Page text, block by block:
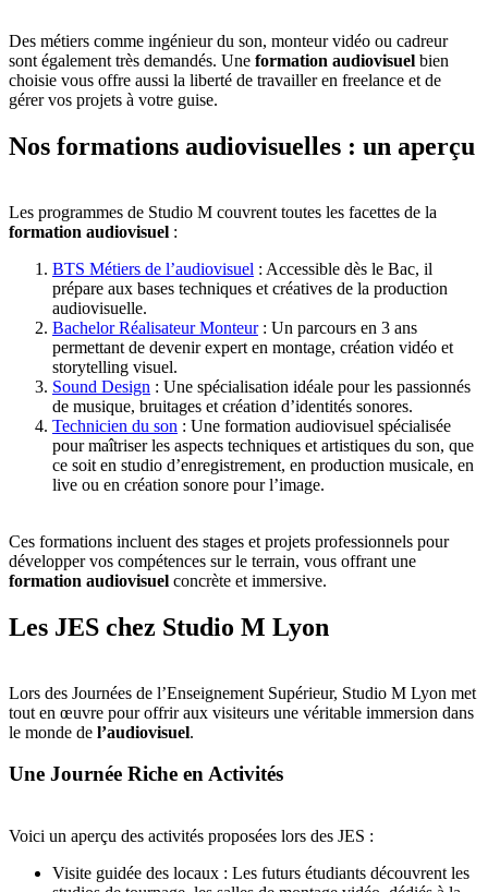
Des métiers comme ingénieur du son, monteur vidéo ou cadreur
sont également très demandés. Une formation audiovisuel bien
choisie vous offre aussi la liberté de travailler en freelance et de
gérer vos projets à votre guise.
Nos formations audiovisuelles : un aperçu
Les programmes de Studio M couvrent toutes les facettes de la
formation audiovisuel :
BTS Métiers de l’audiovisuel : Accessible dès le Bac, il
prépare aux bases techniques et créatives de la production
audiovisuelle.
Bachelor Réalisateur Monteur: Un parcours en 3 ans
permettant de devenir expert en montage, création vidéo et
storytelling visuel.
Sound Design : Une spécialisation idéale pour les passionnés
de musique, bruitages et création d’identités sonores.
Technicien du son : Une formation audiovisuel spécialisée
pour maîtriser les aspects techniques et artistiques du son, que
ce soit en studio d’enregistrement, en production musicale, en
live ou en création sonore pour l’image.
Ces formations incluent des stages et projets professionnels pour
développer vos compétences sur le terrain, vous offrant une
formation audiovisuel concrète et immersive.
Les JES chez Studio M Lyon
Lors des Journées de l’Enseignement Supérieur, Studio M Lyon met
tout en œuvre pour offrir aux visiteurs une véritable immersion dans
le monde de l’audiovisuel.
Une Journée Riche en Activités
Voici un aperçu des activités proposées lors des JES :
Visite guidée des locaux : Les futurs étudiants découvrent les